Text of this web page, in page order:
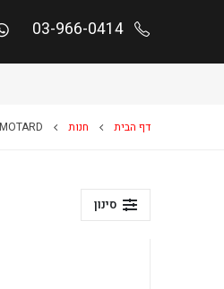
03-966-0414
דף הבית חנות
סינון